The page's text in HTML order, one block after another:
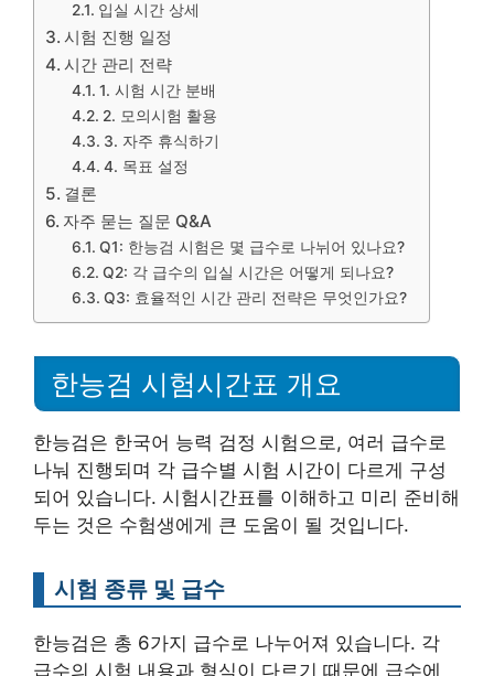
입실 시간 상세
시험 진행 일정
시간 관리 전략
1. 시험 시간 분배
2. 모의시험 활용
3. 자주 휴식하기
4. 목표 설정
결론
자주 묻는 질문 Q&A
Q1: 한능검 시험은 몇 급수로 나뉘어 있나요?
Q2: 각 급수의 입실 시간은 어떻게 되나요?
Q3: 효율적인 시간 관리 전략은 무엇인가요?
한능검 시험시간표 개요
한능검은 한국어 능력 검정 시험으로, 여러 급수로
나눠 진행되며 각 급수별 시험 시간이 다르게 구성
되어 있습니다. 시험시간표를 이해하고 미리 준비해
두는 것은 수험생에게 큰 도움이 될 것입니다.
시험 종류 및 급수
한능검은 총 6가지 급수로 나누어져 있습니다. 각
급수의 시험 내용과 형식이 다르기 때문에 급수에